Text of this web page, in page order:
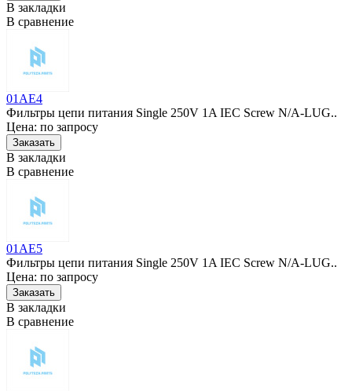
В закладки
В сравнение
01AE4
Фильтры цепи питания Single 250V 1A IEC Screw N/A-LUG..
Цена: по запросу
В закладки
В сравнение
01AE5
Фильтры цепи питания Single 250V 1A IEC Screw N/A-LUG..
Цена: по запросу
В закладки
В сравнение